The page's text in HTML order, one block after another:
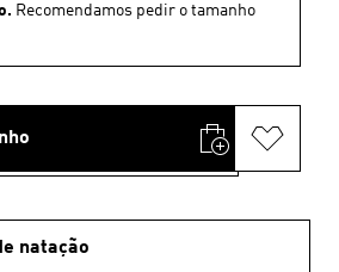
Recomendamos pedir o tamanho
natação